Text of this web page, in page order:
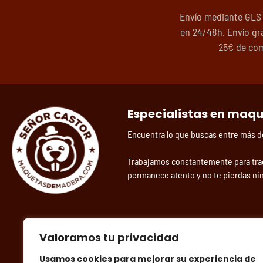
Valoramos tu privacidad
Usamos cookies para mejorar su experiencia de
Envío mediante
en 24/48h. Envío
25€ de
Especialistas en
Encuentra lo que buscas entre más
Trabajamos constantemente para
permanece atento y no te pierdas